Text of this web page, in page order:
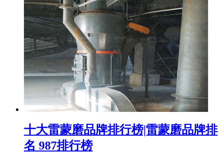
十大雷蒙磨品牌排行榜|雷蒙磨品牌排
名 987排行榜